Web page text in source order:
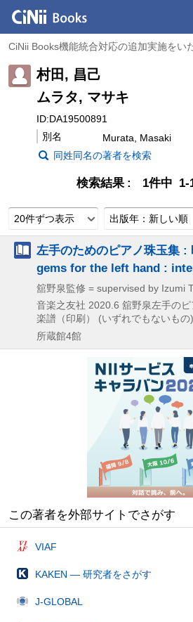
CiNii Books機能統合対応の追加実施をい
村田, 昌己
ムラタ, マサキ
ID:DA19500891
別名
Murata, Masaki
同姓同名の著者を検索
検索結果 1件中 1-
20件ずつ表示 出版年：新しい順
左手のためのピアノ珠玉集 :
gems for the left hand :
舘野泉監修 = supervised by Izumi
音楽之友社 2020.6 舘野泉左手の
楽譜（印刷） (いずれでもないもの)
所蔵館4館
この著者を外部サイトでさがす
VIAF
KAKEN — 研究者をさがす
J-GLOBAL